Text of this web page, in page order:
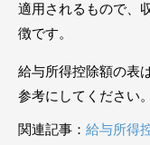
適用されるもので、
徴です。
給与所得控除額の表
参考にしてください。
関連記事： 給与所得